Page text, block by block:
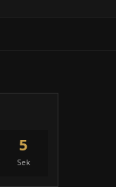
5
Sek